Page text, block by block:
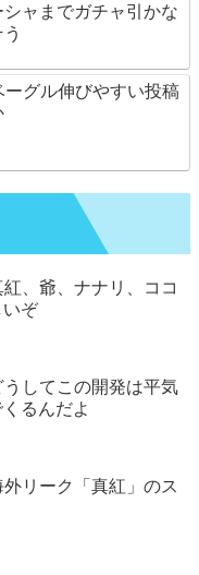
ャまでガチャ引かな
ーグル伸びやすい投稿
紅、爺、ナナリ、ココ
ぞ
うしてこの開発は平気
るんだよ
外リーク「真紅」のス